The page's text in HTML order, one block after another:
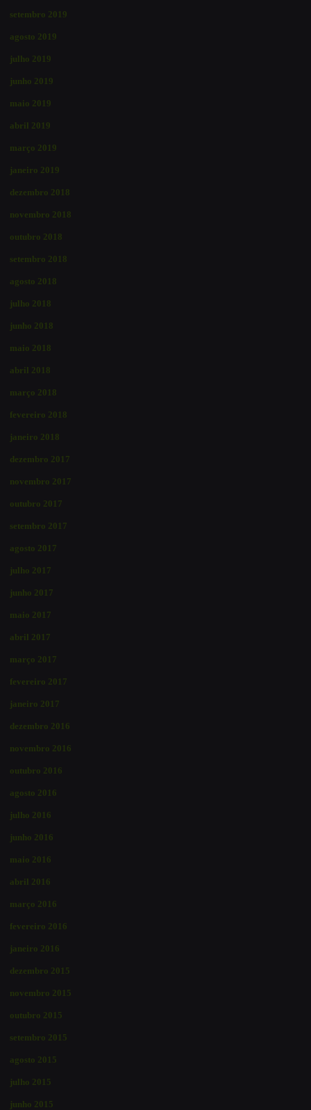
setembro 2019
agosto 2019
julho 2019
junho 2019
maio 2019
abril 2019
março 2019
janeiro 2019
dezembro 2018
novembro 2018
outubro 2018
setembro 2018
agosto 2018
julho 2018
junho 2018
maio 2018
abril 2018
março 2018
fevereiro 2018
janeiro 2018
dezembro 2017
novembro 2017
outubro 2017
setembro 2017
agosto 2017
julho 2017
junho 2017
maio 2017
abril 2017
março 2017
fevereiro 2017
janeiro 2017
dezembro 2016
novembro 2016
outubro 2016
agosto 2016
julho 2016
junho 2016
maio 2016
abril 2016
março 2016
fevereiro 2016
janeiro 2016
dezembro 2015
novembro 2015
outubro 2015
setembro 2015
agosto 2015
julho 2015
junho 2015